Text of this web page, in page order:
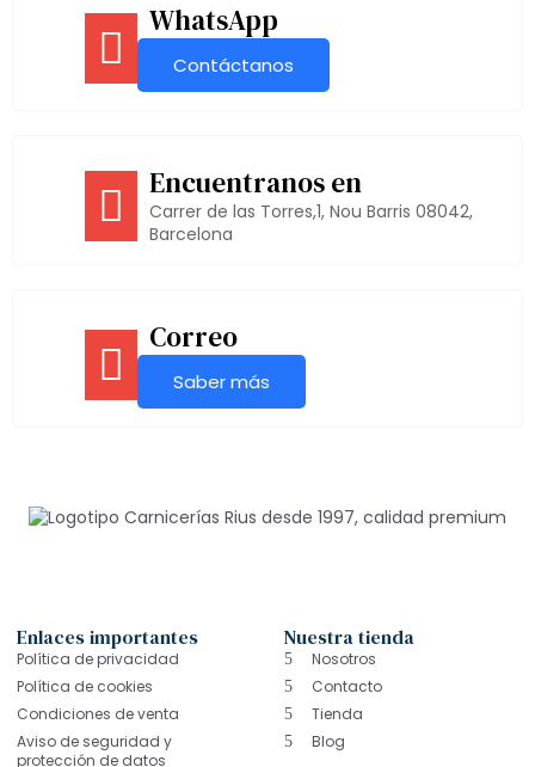
WhatsApp
Contáctanos
Encuentranos en
Carrer de las Torres,1, Nou Barris 08042,
Barcelona
Correo
Saber más
Enlaces importantes
Política de privacidad
Política de cookies
Condiciones de venta
Aviso de seguridad y
protección de datos
Nuestra tienda
Nosotros
Contacto
Tienda
Blog